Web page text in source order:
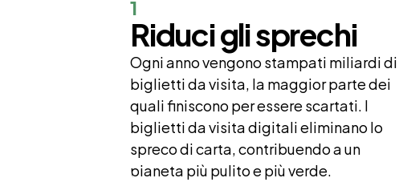
1
Riduci gli sprechi
Ogni anno vengono stampati miliardi di
biglietti da visita, la maggior parte dei
quali finiscono per essere scartati. I
biglietti da visita digitali eliminano lo
spreco di carta, contribuendo a un
pianeta più pulito e più verde.